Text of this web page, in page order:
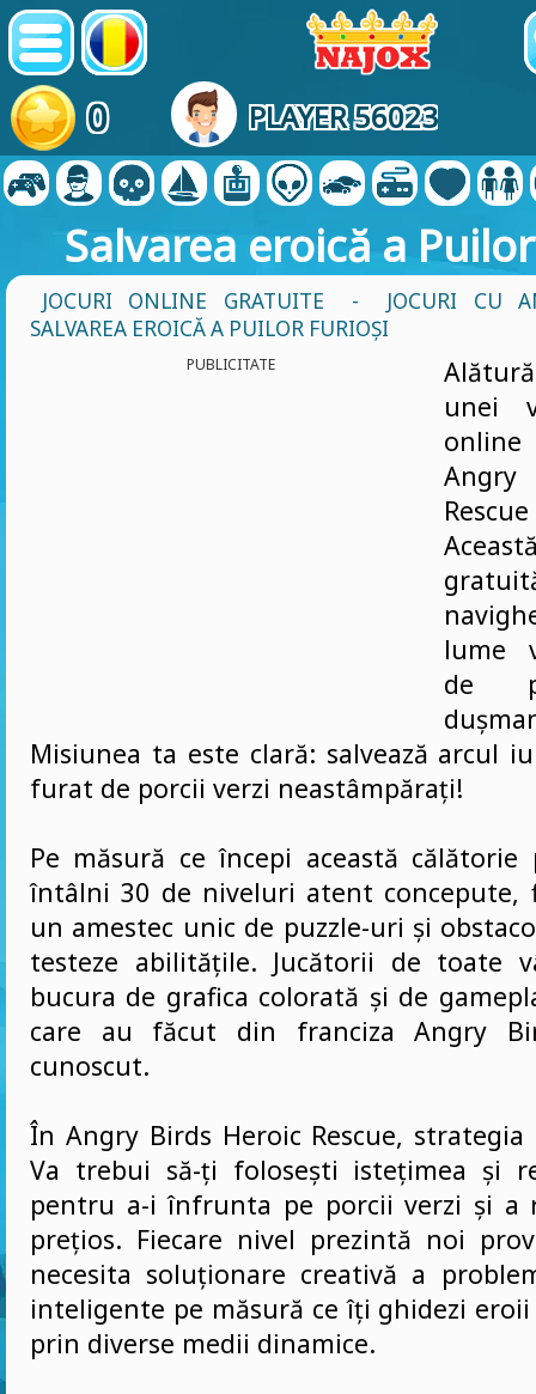
0 PLAYER 56023
Salvarea eroică a
JOCURI ONLINE GRATUITE -
JOCURI CU
SALVAREA EROICĂ A PUILOR FURIOȘI
PUBLICITATE
unei
lume
de
Misiunea ta este clară: salvează arcul
furat de porcii verzi neastâmpărați!
Pe măsură ce începi această
întâlni 30 de niveluri atent concepute,
un amestec unic de puzzle-uri și
testeze abilitățile. Jucătorii de toate
bucura de grafica colorată și de
care au făcut din franciza Angry
cunoscut.
În Angry Birds Heroic Rescue, strategia
Va trebui să-ți folosești istețimea și
pentru a-i înfrunta pe porcii verzi și a
prețios. Fiecare nivel prezintă noi
necesita soluționare creativă a
inteligente pe măsură ce îți ghidezi
prin diverse medii dinamice.